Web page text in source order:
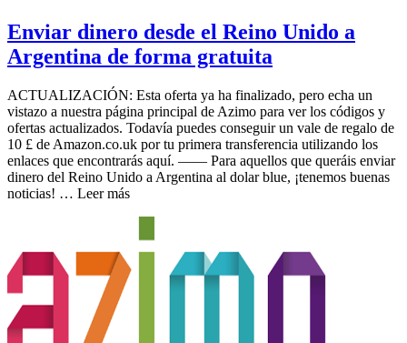
Enviar dinero desde el Reino Unido a
Argentina de forma gratuita
ACTUALIZACIÓN: Esta oferta ya ha finalizado, pero echa un
vistazo a nuestra página principal de Azimo para ver los códigos y
ofertas actualizados. Todavía puedes conseguir un vale de regalo de
10 £ de Amazon.co.uk por tu primera transferencia utilizando los
enlaces que encontrarás aquí. —— Para aquellos que queráis enviar
dinero del Reino Unido a Argentina al dolar blue, ¡tenemos buenas
noticias! … Leer más